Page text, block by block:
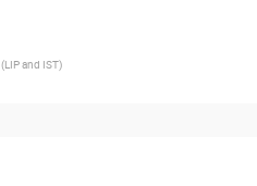
(LIP and IST)